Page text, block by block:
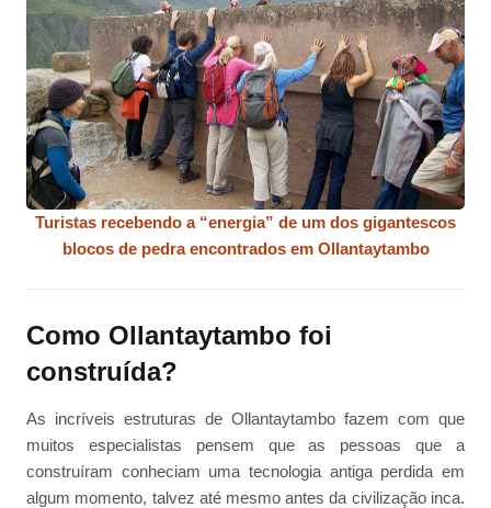
Turistas recebendo a “energia” de um dos gigantescos
blocos de pedra encontrados em Ollantaytambo
Como Ollantaytambo foi
construída?
As incríveis estruturas de Ollantaytambo fazem com que
muitos especialistas pensem que as pessoas que a
construíram conheciam uma tecnologia antiga perdida em
algum momento, talvez até mesmo antes da civilização inca.